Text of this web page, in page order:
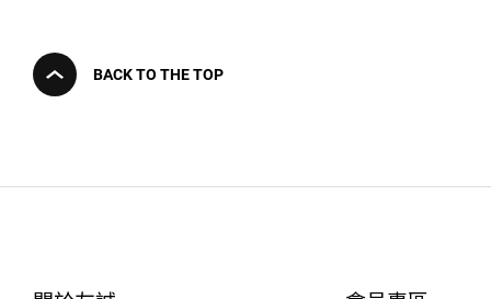
BACK TO THE TOP